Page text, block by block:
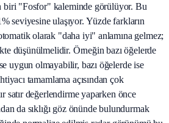
biri "Fosfor" kaleminde görülüyor. Bu
seviyesine ulaşıyor. Yüzde farkların
olarak "daha iyi" anlamına gelmez;
düşünülmelidir. Örneğin bazı öğelerde
uygun olmayabilir, bazı öğelerde ise
tamamlama açısından çok
satır değerlendirme yaparken önce
da sıklığı göz önünde bulundurmak